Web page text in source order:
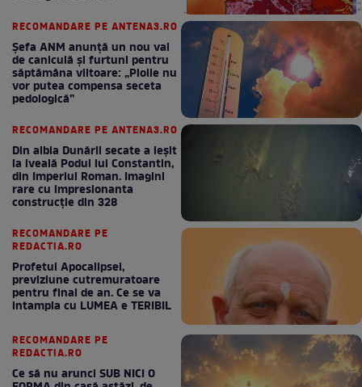
RECOMANDARE PE ANTENA3.RO
Șefa ANM anunță un nou val
de caniculă și furtuni pentru
săptămâna viitoare: „Ploile nu
vor putea compensa seceta
pedologică”
RECOMANDARE PE ANTENA3.RO
Din albia Dunării secate a ieșit
la iveală Podul lui Constantin,
din Imperiul Roman. Imagini
rare cu impresionanta
construcție din 328
RECOMANDARE PE
REDACTIA.RO
Profetul Apocalipsei,
previziune cutremuratoare
pentru final de an. Ce se va
intampla cu LUMEA e TERIBIL
RECOMANDARE PE
REDACTIA.RO
Ce să nu arunci SUB NICI O